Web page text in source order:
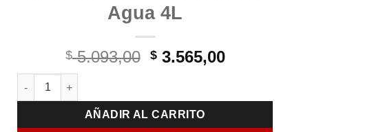
Agua 4L
$5.093,00 El
era:
$ 5.093,00.
$3.565,00El
es:
Incasol Barniz Sintético Al Agua 4L cantidad
AÑADIR AL CARRITO